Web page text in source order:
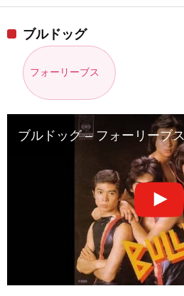
ブルドッグ
フォーリーブス
ブルドッグ – フォーリーブス